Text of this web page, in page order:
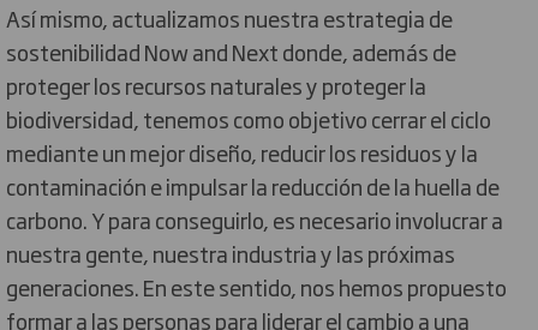
Así mismo, actualizamos nuestra estrategia de
sostenibilidad Now and Next donde, además de
proteger los recursos naturales y proteger la
biodiversidad, tenemos como objetivo cerrar el ciclo
mediante un mejor diseño, reducir los residuos y la
contaminación e impulsar la reducción de la huella de
carbono. Y para conseguirlo, es necesario involucrar a
nuestra gente, nuestra industria y las próximas
generaciones. En este sentido, nos hemos propuesto
formar a las personas para liderar el cambio a una